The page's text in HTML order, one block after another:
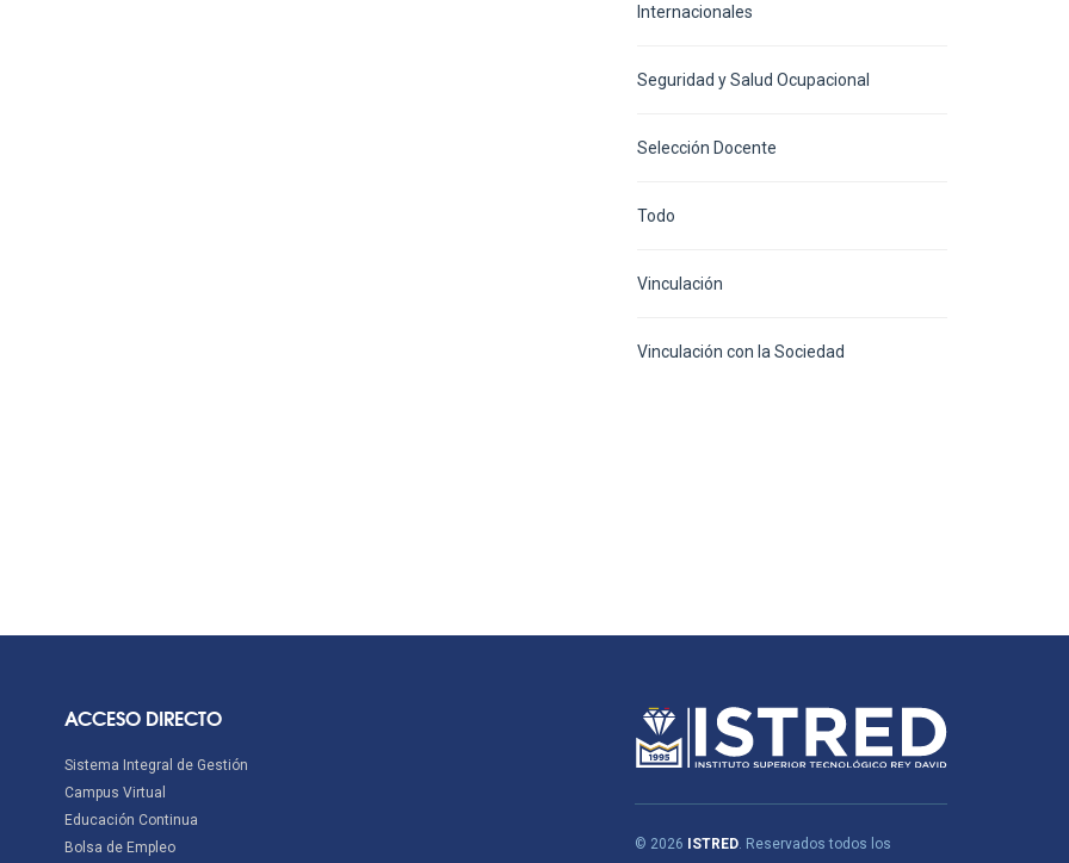
Internacionales
Seguridad y Salud Ocupacional
Selección Docente
Todo
Vinculación
Vinculación con la Sociedad
ACCESO DIRECTO
Sistema Integral de Gestión
Campus Virtual
Educación Continua
Bolsa de Empleo
© 2026 ISTRED. Reservados todos los